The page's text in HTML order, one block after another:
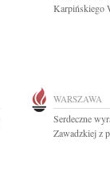
Karpińskiego
WARSZAWA
Serdeczne
Zawadzkiej z